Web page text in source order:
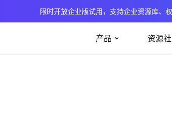
限时开放企业版试用，支持企业资源库、
产品 资源